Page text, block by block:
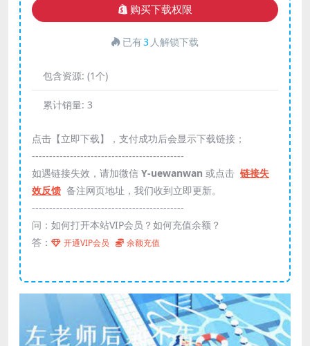
购买下载权限
已有3 人解锁下载
包含资源: (1个)
累计销量: 3
点击【立即下载】，支付成功后会显示下载链接；
--------------------------------------------
如遇链接失效，请加微信 Y-uewanwan 或点击 链接失
效反馈 备注网页地址，我们收到立即更新。
--------------------------------------------
问：如何打开本站VIP会员？如何充值余额？
答：
开通VIP会员 余额充值